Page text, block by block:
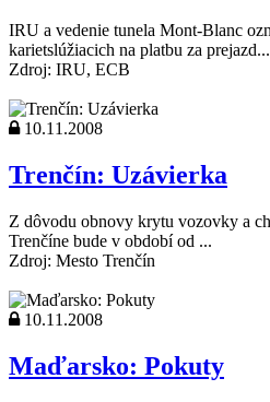
IRU a vedenie tunela Mont-Blanc
karietslúžiacich na platbu za prejazd...
Zdroj: IRU, ECB
10.11.2008
Trenčín: Uzávierka
Z dôvodu obnovy krytu vozovky a
Trenčíne bude v období od ...
Zdroj: Mesto Trenčín
10.11.2008
Maďarsko: Pokuty